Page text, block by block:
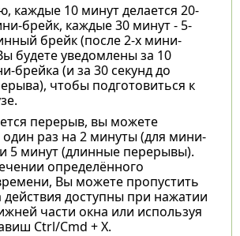
каждые 10 минут делается 20-
брейк, каждые 30 минут - 5-
брейк (после 2-х мини-
будете уведомлены за 10
брейка (и за 30 секунд до
чтобы подготовиться к
перерыв, вы можете
раз на 2 минуты (для мини-
5 минут (длинные перерывы).
определённого
Вы можете пропустить
доступны при нажатии
части окна или используя
Ctrl/Cmd + X.